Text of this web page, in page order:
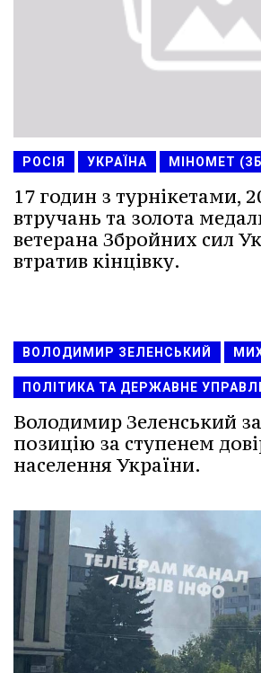
РОСІЯ УКРАЇНА МІНОМЕТ
17 годин з турнікетами,
втручань та золота
ветерана Збройних сил
втратив кінцівку.
ВОЛОДИМИР ЗЕЛЕНСЬКИЙ
ПОЛІТИКА ТА ДЕРЖАВНЕ
Володимир Зеленський
позицію за ступенем
населення України.